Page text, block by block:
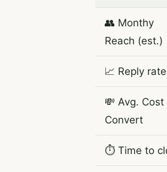
👥 Monthy
Reach (est.)
📈 Reply rate
💸 Avg. Cost
Convert
⏱️ Time to